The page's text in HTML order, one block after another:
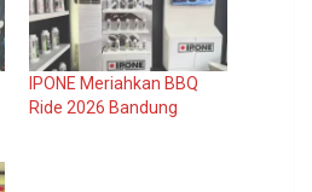
IPONE Meriahkan BBQ
Ride 2026 Bandung